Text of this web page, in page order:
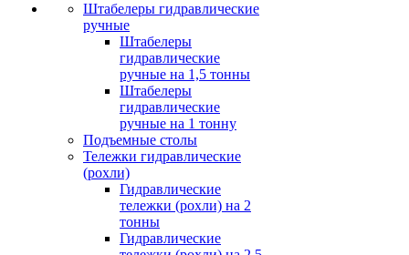
Штабелеры гидравлические
ручные
Штабелеры
гидравлические
ручные на 1,5 тонны
Штабелеры
гидравлические
ручные на 1 тонну
Подъемные столы
Тележки гидравлические
(рохли)
Гидравлические
тележки (рохли) на 2
тонны
Гидравлические